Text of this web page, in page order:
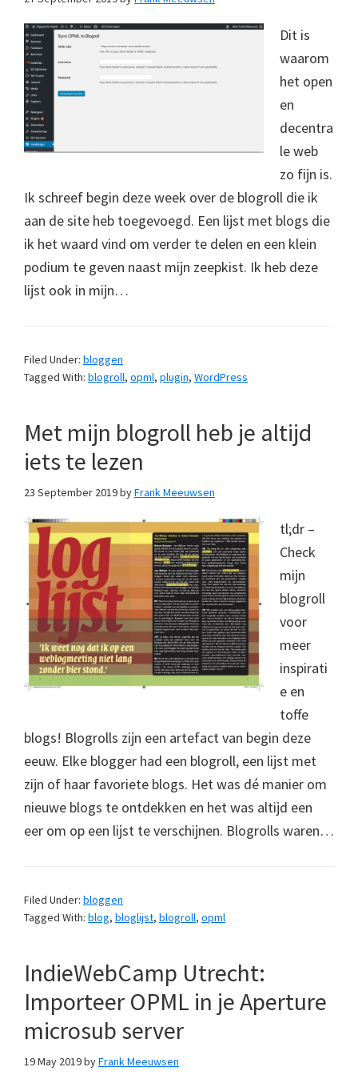
Dit is
waarom
het open
en
decentra
le web
zo fijn is.
Ik schreef begin deze week over de blogroll die ik
aan de site heb toegevoegd. Een lijst met blogs die
ik het waard vind om verder te delen en een klein
podium te geven naast mijn zeepkist. Ik heb deze
lijst ook in mijn…
Filed Under: bloggen
Tagged With: blogroll, opml, plugin, WordPress
Met mijn blogroll heb je altijd
iets te lezen
23 September 2019byFrank Meeuwsen
tl;dr –
Check
mijn
blogroll
voor
meer
inspirati
e en
toffe
blogs! Blogrolls zijn een artefact van begin deze
eeuw. Elke blogger had een blogroll, een lijst met
zijn of haar favoriete blogs. Het was dé manier om
nieuwe blogs te ontdekken en het was altijd een
eer om op een lijst te verschijnen. Blogrolls waren…
Filed Under: bloggen
Tagged With: blog, bloglijst, blogroll, opml
IndieWebCamp Utrecht:
Importeer OPML in je Aperture
microsub server
19 May 2019byFrank Meeuwsen